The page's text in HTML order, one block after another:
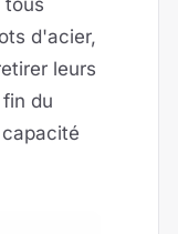
tous
d'acier,
leurs
du